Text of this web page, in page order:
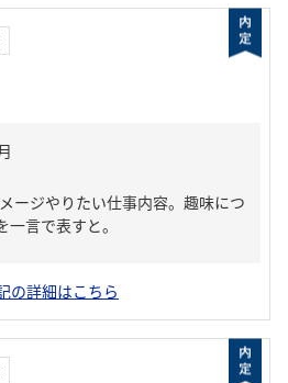
ージやりたい仕事内容。趣味につ
言で表すと。
の詳細はこちら